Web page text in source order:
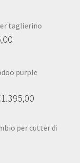
taglierino
purple
1.395,00
per cutter di